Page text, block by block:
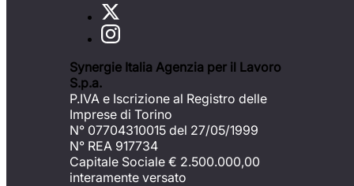
Synergie Italia Agenzia per il Lavoro
S.p.a.
P.IVA e Iscrizione al Registro delle
Imprese di Torino
N° 07704310015 del 27/05/1999
N° REA 917734
Capitale Sociale € 2.500.000,00
interamente versato